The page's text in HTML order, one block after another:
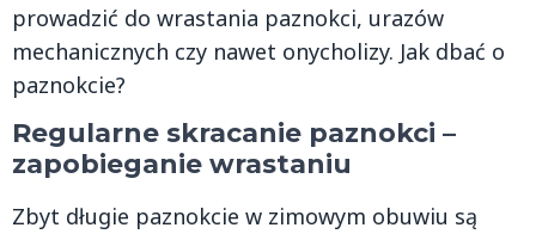
prowadzić do wrastania paznokci, urazów
mechanicznych czy nawet onycholizy. Jak dbać o
paznokcie?
Regularne skracanie paznokci –
zapobieganie wrastaniu
Zbyt długie paznokcie w zimowym obuwiu są